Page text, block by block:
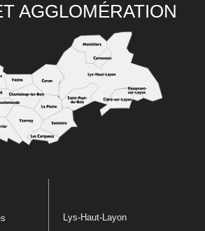
AGGLOMÉRATION
Lys-Haut-Layon